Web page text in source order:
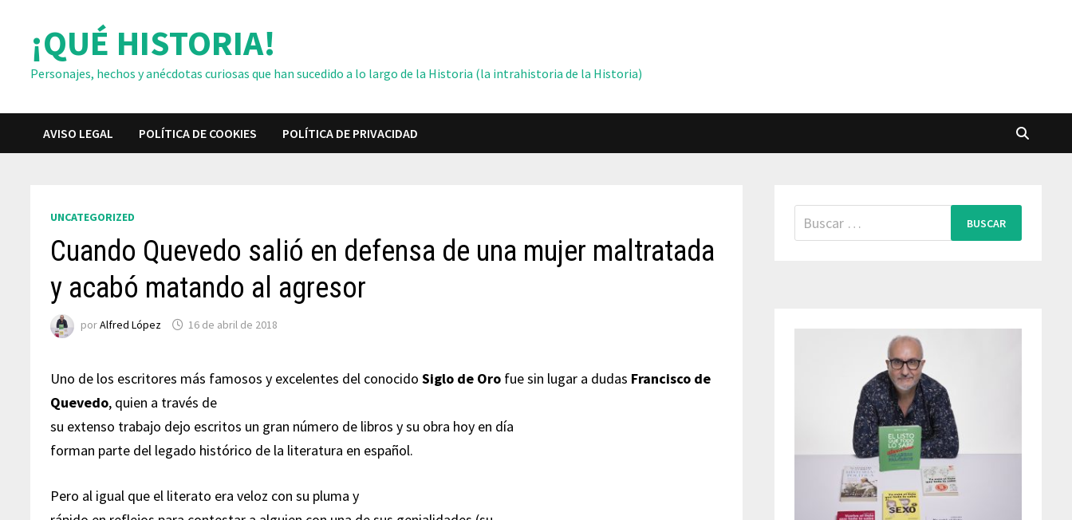
contenido¡QUÉ HISTORIA!
Personajes, hechos y anécdotas curiosas que han sucedido a lo largo de la Historia (la intrahistoria de la Historia)
AVISO LEGAL POLÍTICA DE COOKIES POLÍTICA DE PRIVACIDAD
UNCATEGORIZED
Cuando Quevedo salió en defensa de una mujer maltratada
y acabó matando al agresor
porAlfred López 16 de abril de 2018
Uno de los escritores más famosos y excelentes del conocidoSiglo de Oro fue sin lugar a dudas Francisco de
Quevedo, quien a través de
su extenso trabajo dejo escritos un gran número de libros y su obra hoy en día
forman parte del legado histórico de la literatura en español.
Pero al igual que el literato era veloz con su pluma y
Buscar: